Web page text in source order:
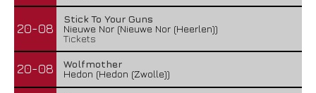
20-08
Stick To Your Guns
Nieuwe Nor (Nieuwe Nor (Heerlen))
Tickets
20-08
Wolfmother
Hedon (Hedon (Zwolle))